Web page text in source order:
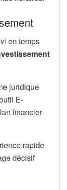
en temps
juridique
E-
financier
rapide
décisif